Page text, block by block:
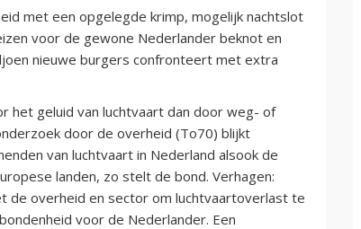
met een opgelegde krimp, mogelijk nachtslot
voor de gewone Nederlander beknot en
nieuwe burgers confronteert met extra
het geluid van luchtvaart dan door weg- of
door de overheid (To70) blijkt
van luchtvaart in Nederland alsook de
landen, zo stelt de bond. Verhagen:
de overheid en sector om luchtvaartoverlast te
voor de Nederlander. Een